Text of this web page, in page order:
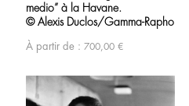
medio” à la Havane.
© Alexis Duclos/Gamma-Rapho
À partir de : 700,00 €